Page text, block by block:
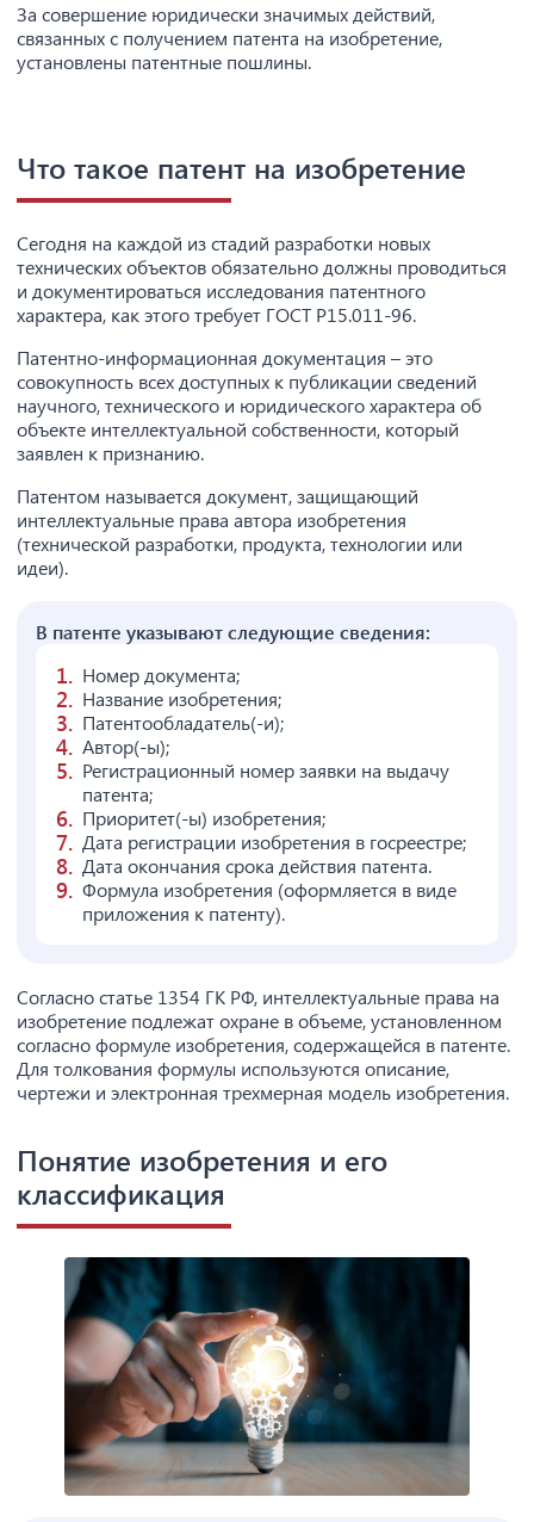
За совершение юридически значимых действий,
связанных с получением патента на изобретение,
установлены патентные пошлины.
Что такое патент на изобретение
Сегодня на каждой из стадий разработки новых
технических объектов обязательно должны проводиться
и документироваться исследования патентного
характера, как этого требует ГОСТ Р15.011-96.
Патентно-информационная документация – это
совокупность всех доступных к публикации сведений
научного, технического и юридического характера об
объекте интеллектуальной собственности, который
заявлен к признанию.
Патентом называется документ, защищающий
интеллектуальные права автора изобретения
(технической разработки, продукта, технологии или
идеи).
В патенте указывают следующие сведения:
Номер документа;
Название изобретения;
Патентообладатель(-и);
Автор(-ы);
Регистрационный номер заявки на выдачу
патента;
Приоритет(-ы) изобретения;
Дата регистрации изобретения в госреестре;
Дата окончания срока действия патента.
Формула изобретения (оформляется в виде
приложения к патенту).
Согласно статье 1354 ГК РФ, интеллектуальные права на
изобретение подлежат охране в объеме, установленном
согласно формуле изобретения, содержащейся в патенте.
Для толкования формулы используются описание,
чертежи и электронная трехмерная модель изобретения.
Понятие изобретения и его
классификация